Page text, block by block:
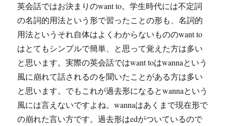
英会話ではお決まりのwant to。学生時代には不定詞
の名詞的用法という形で習ったことの形も、名詞的
用法というそれ自体はよくわからないもののwant to
はとてもシンプルで簡単、と思って覚えた方は多い
と思います。実際の英会話ではwant toはwannaという
風に崩れて話されるのを聞いたことがある方は多い
と思います。でもこれが過去形になるとwannaという
風には言えないですよね。wannaはあくまで現在形で
の崩れた言い方です。過去形はedがついているので